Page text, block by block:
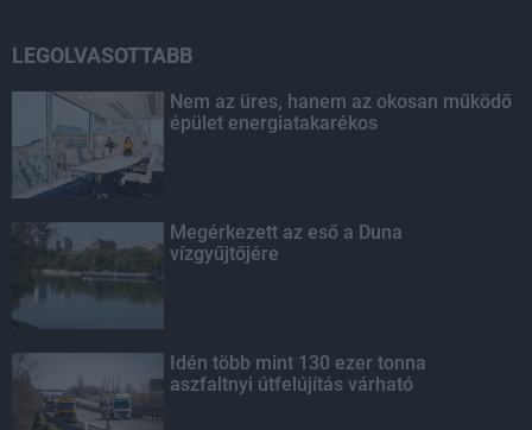
LEGOLVASOTTABB
Nem az üres, hanem az okosan működő
épület energiatakarékos
Megérkezett az eső a Duna
vízgyűjtőjére
Idén több mint 130 ezer tonna
aszfaltnyi útfelújítás várható